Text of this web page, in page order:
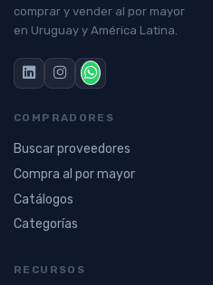
comprar y vender al por mayor
en Uruguay y América Latina.
COMPRADORES
Buscar proveedores
Compra al por mayor
Catálogos
Categorías
RECURSOS